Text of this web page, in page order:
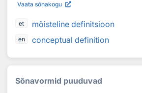
Vaata sõnakogu
et mõisteline definitsioon
en conceptual definition
Sõnavormid puuduvad